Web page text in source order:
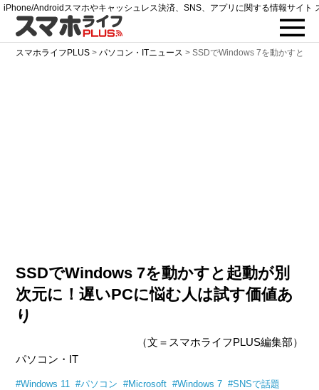
iPhone/Androidスマホやキャッシュレス決済、SNS、アプリに関する情報サイト
スマホライフPLUS >パソコン・ITニュース >SSDでWindows 7を動かすと起
SSDでWindows 7を動かすと起動が別
次元に！遅いPCに悩む人は試す価値あ
り
（文＝スマホライフPLUS編集部）
パソコン・IT
#Windows 11 #パソコン #Microsoft #Windows 7 #SNSで話題